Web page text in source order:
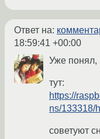
Ответ на:
18:59:41 +00:00
Уже понял,
тут:
https://
ns/133318/
советуют